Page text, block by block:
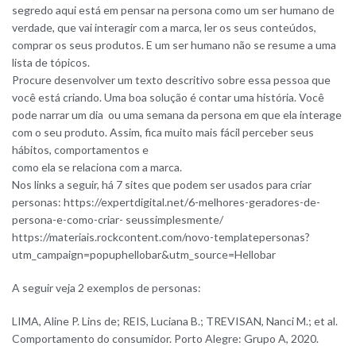
segredo aqui está em pensar na persona como um ser humano de
verdade, que vai interagir com a marca, ler os seus conteúdos,
comprar os seus produtos. E um ser humano não se resume a uma
lista de tópicos.
Procure desenvolver um texto descritivo sobre essa pessoa que
você está criando. Uma boa solução é contar uma história. Você
pode narrar um dia ou uma semana da persona em que ela interage
com o seu produto. Assim, fica muito mais fácil perceber seus
hábitos, comportamentos e
como ela se relaciona com a marca.
Nos links a seguir, há 7 sites que podem ser usados para criar
personas: https://expertdigital.net/6-melhores-geradores-de-
persona-e-como-criar- seussimplesmente/
https://materiais.rockcontent.com/novo-templatepersonas?
utm_campaign=popuphellobar&utm_source=Hellobar
A seguir veja 2 exemplos de personas:
LIMA, Aline P. Lins de; REIS, Luciana B.; TREVISAN, Nanci M.; et al.
Comportamento do consumidor. Porto Alegre: Grupo A, 2020.